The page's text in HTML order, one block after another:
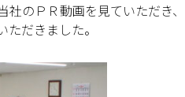
のＰＲ動画を見ていただき、
だきました。